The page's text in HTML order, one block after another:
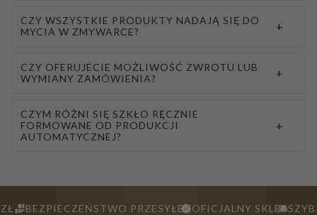
CZY WSZYSTKIE PRODUKTY NADAJĄ SIĘ DO
MYCIA W ZMYWARCE?
+
CZY OFERUJECIE MOŻLIWOŚĆ ZWROTU LUB
WYMIANY ZAMÓWIENIA?
+
CZYM RÓŻNI SIĘ SZKŁO RĘCZNIE
FORMOWANE OD PRODUKCJI
AUTOMATYCZNEJ?
+
BEZPIECZEŃSTWO PRZESYŁEKOFICJALNY SKLEP